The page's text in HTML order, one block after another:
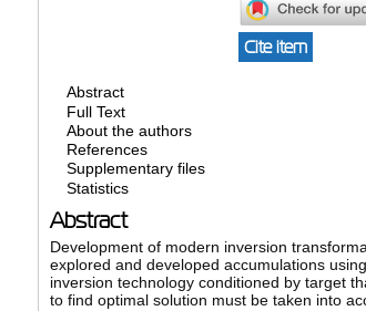
Cite item
Abstract
Full Text
About the authors
References
Supplementary files
Statistics
Abstract
Development of modern inversion
explored and developed accumulations
inversion technology conditioned by target
to find optimal solution must be taken into